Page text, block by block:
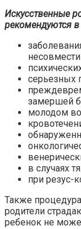
Искусственные
рекомендуются
серьезных
замершей
молодом
в случаях
при резус-
Также
родители
ребенок не